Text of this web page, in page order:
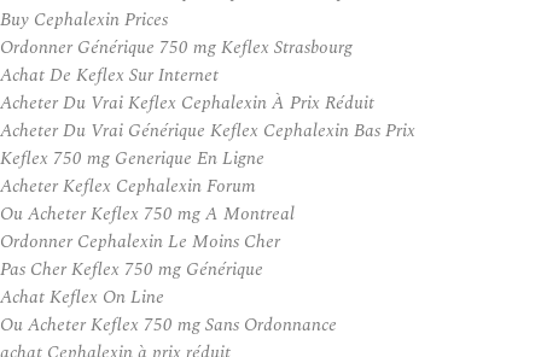
Buy Cephalexin Prices
Ordonner Générique 750 mg Keflex Strasbourg
Achat De Keflex Sur Internet
Acheter Du Vrai Keflex Cephalexin À Prix Réduit
Acheter Du Vrai Générique Keflex Cephalexin Bas Prix
Keflex 750 mg Generique En Ligne
Acheter Keflex Cephalexin Forum
Ou Acheter Keflex 750 mg A Montreal
Ordonner Cephalexin Le Moins Cher
Pas Cher Keflex 750 mg Générique
Achat Keflex On Line
Ou Acheter Keflex 750 mg Sans Ordonnance